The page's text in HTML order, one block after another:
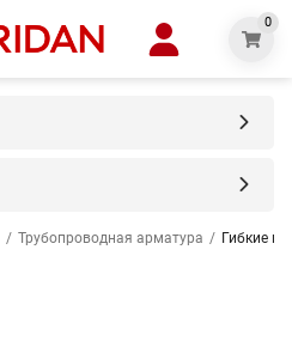
0
/ Трубопроводная арматура / Гибкие